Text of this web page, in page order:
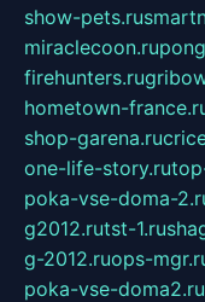
show-pets.ru
miraclecoon.ru
firehunters.ru
hometown-
shop-garena.ru
one-life-story.ru
poka-vse-doma-
g2012.rutst-1.ru
g-2012.ruops-
poka-vse-doma2.ru